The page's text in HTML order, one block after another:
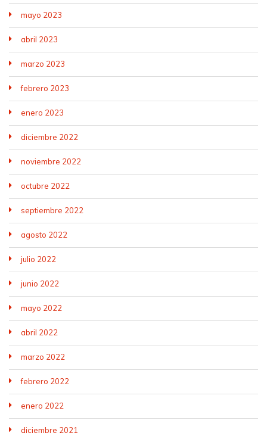
mayo 2023
abril 2023
marzo 2023
febrero 2023
enero 2023
diciembre 2022
noviembre 2022
octubre 2022
septiembre 2022
agosto 2022
julio 2022
junio 2022
mayo 2022
abril 2022
marzo 2022
febrero 2022
enero 2022
diciembre 2021